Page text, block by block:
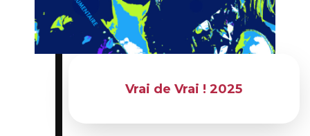
Du 11 avril 2025 au 13 avril 2025
Vrai de Vrai ! 2025